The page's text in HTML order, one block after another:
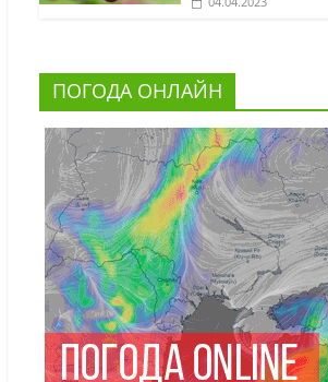
ПОГОДА ОНЛАЙН